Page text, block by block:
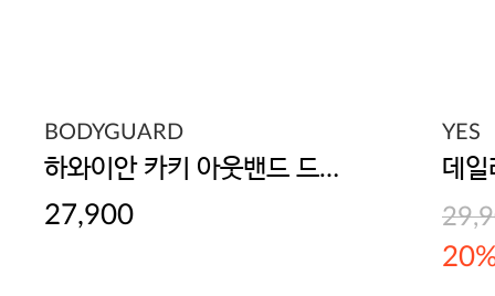
BODYGUARD
하와이안 카키 아웃밴드 드로즈
27,900
YES